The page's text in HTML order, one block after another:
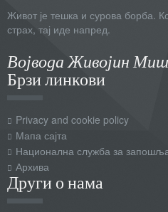
Живот је тешка и сурова борба.
страх, тај иде напред.
Војвода Живојин
Брзи линкови
Privacy and cookie policy
Мапа сајта
Национална служба за
Архива
Други о нама